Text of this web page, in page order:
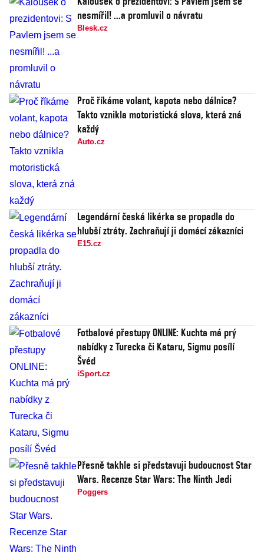
nesmířil! ...a promluvil o návratu
Blesk.cz
Proč říkáme volant, kapota nebo dálnice?
Takto vznikla motoristická slova, která zná
každý
Auto.cz
Legendární česká likérka se propadla do
hlubší ztráty. Zachraňují ji domácí zákazníci
E15.cz
Fotbalové přestupy ONLINE: Kuchta má prý
nabídky z Turecka či Kataru, Sigmu posílí
Švéd
iSport.cz
Přesně takhle si představuji budoucnost Star
Wars. Recenze Star Wars: The Ninth Jedi
Poggers